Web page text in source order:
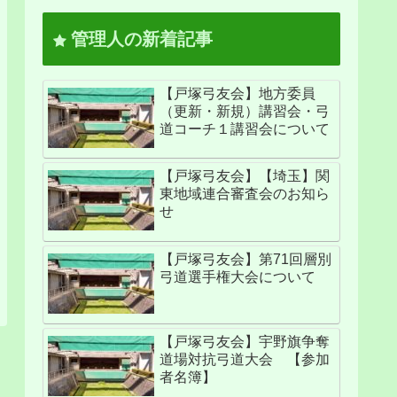
管理人の新着記事
【戸塚弓友会】地方委員
（更新・新規）講習会・弓
道コーチ１講習会について
【戸塚弓友会】【埼玉】関
東地域連合審査会のお知ら
せ
【戸塚弓友会】第71回層別
弓道選手権大会について
【戸塚弓友会】宇野旗争奪
道場対抗弓道大会 【参加
者名簿】